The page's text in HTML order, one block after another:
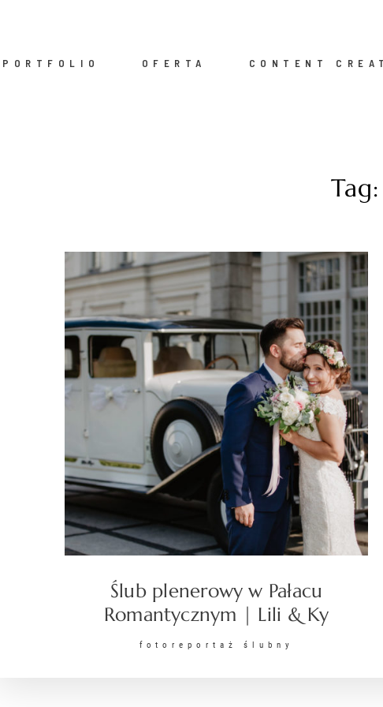
PORTFOLIO OFERTA CONTENT
Ślub plenerowy w Pałacu
Romantycznym | Lili & Ky
fotoreportaż ślubny